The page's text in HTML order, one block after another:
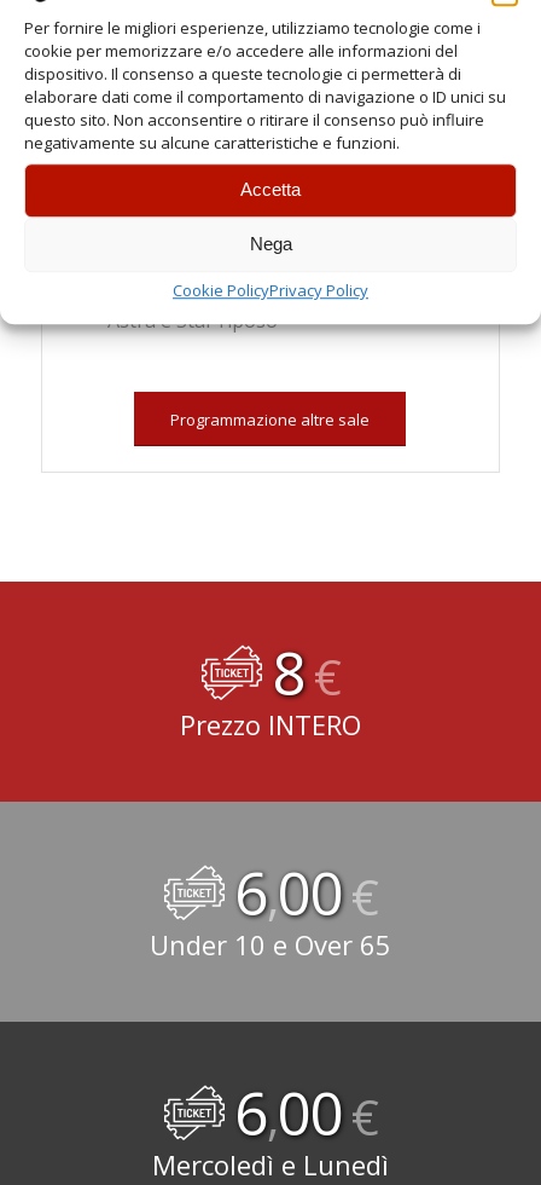
Per fornire le migliori esperienze, utilizziamo tecnologie come i
cookie per memorizzare e/o accedere alle informazioni del
dispositivo. Il consenso a queste tecnologie ci permetterà di
elaborare dati come il comportamento di navigazione o ID unici su
questo sito. Non acconsentire o ritirare il consenso può influire
negativamente su alcune caratteristiche e funzioni.
Accetta
Nega
Cookie PolicyPrivacy Policy
21:00
Festivi
Spettacoli:
16:00
21:00
Chiusura Settimanale
Martedì (solo feriali)
Astra e Star riposo
Programmazione altre sale
8€
Prezzo INTERO
6,00€
Under 10 e Over 65
6,00€
Mercoledì e Lunedì